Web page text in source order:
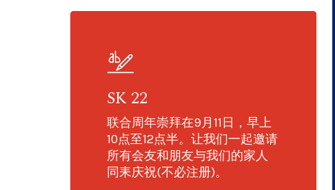
SK 22
联合周年崇拜在9月11日，早上
10点至12点半。让我们一起邀请
所有会友和朋友与我们的家人
同耒庆祝(不必注册)。